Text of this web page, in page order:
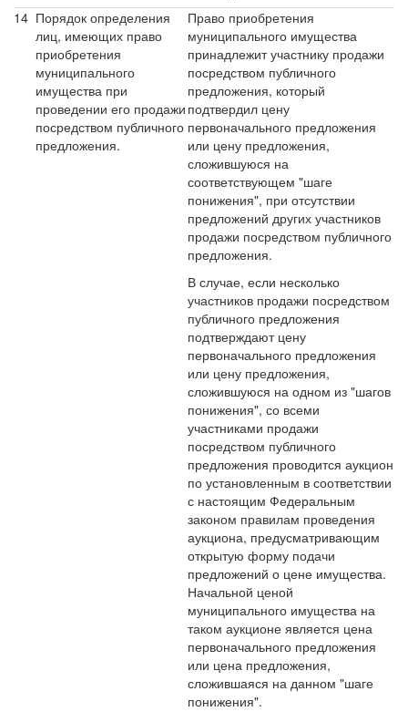
14 Порядок определения
лиц, имеющих право
приобретения
муниципального
имущества при
проведении его продажи
посредством публичного
предложения.
Право приобретения
муниципального имущества
принадлежит участнику продажи
посредством публичного
предложения, который
подтвердил цену
первоначального предложения
или цену предложения,
сложившуюся на
соответствующем "шаге
понижения", при отсутствии
предложений других участников
продажи посредством публичного
предложения.
В случае, если несколько
участников продажи посредством
публичного предложения
подтверждают цену
первоначального предложения
или цену предложения,
сложившуюся на одном из "шагов
понижения", со всеми
участниками продажи
посредством публичного
предложения проводится аукцион
по установленным в соответствии
с настоящим Федеральным
законом правилам проведения
аукциона, предусматривающим
открытую форму подачи
предложений о цене имущества.
Начальной ценой
муниципального имущества на
таком аукционе является цена
первоначального предложения
или цена предложения,
сложившаяся на данном "шаге
понижения".